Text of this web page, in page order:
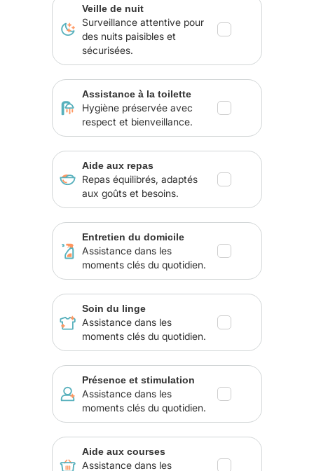
Veille de nuit
Surveillance attentive pour
des nuits paisibles et
sécurisées.
Assistance à la toilette
Hygiène préservée avec
respect et bienveillance.
Aide aux repas
Repas équilibrés, adaptés
aux goûts et besoins.
Entretien du domicile
Assistance dans les
moments clés du quotidien.
Soin du linge
Assistance dans les
moments clés du quotidien.
Présence et stimulation
Assistance dans les
moments clés du quotidien.
Aide aux courses
Assistance dans les